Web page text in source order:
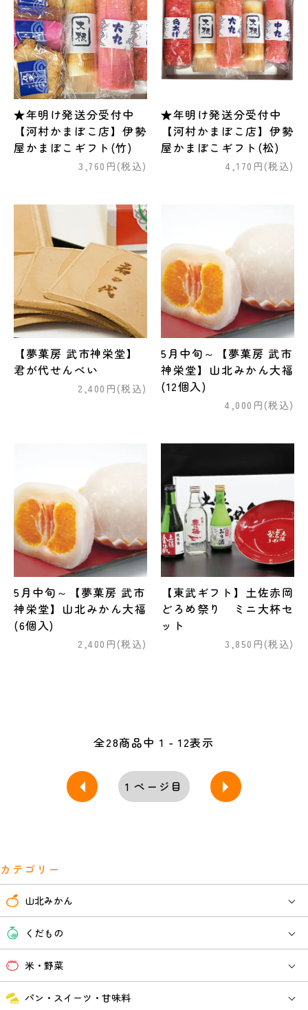
★年明け発送分受付中
【河村かまぼこ店】伊勢
屋かまぼこギフト(竹)
3,760円(税込)
★年明け発送分受付中
【河村かまぼこ店】伊勢
屋かまぼこギフト(松)
4,170円(税込)
【夢菓房 武市神栄堂】
君が代せんべい
2,400円(税込)
5月中旬～【夢菓房 武市
神栄堂】山北みかん大福
(12個入)
4,000円(税込)
5月中旬～【夢菓房 武市
神栄堂】山北みかん大福
(6個入)
2,400円(税込)
【東武ギフト】土佐赤岡
どろめ祭り ミニ大杯セ
ット
3,850円(税込)
全28商品中 1 - 12表示
1ページ目
カテゴリー
山北みかん
くだもの
米・野菜
パン・スイーツ・甘味料